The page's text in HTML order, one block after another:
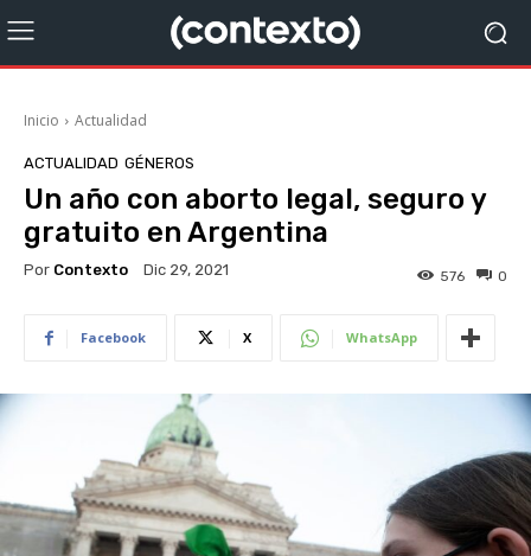
Inicio Actualidad
ACTUALIDAD GÉNEROS
Un año con aborto legal, seguro y
gratuito en Argentina
Por Contexto Dic 29, 2021 0
576
Facebook X WhatsApp